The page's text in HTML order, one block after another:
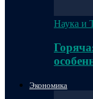
Наука и
Экономика